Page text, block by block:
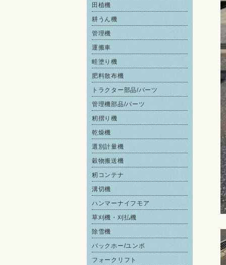
田植機
耕うん機
管理機
運搬車
畦塗り機
肥料散布機
トラクター部品/パーツ
管理機部品/パーツ
籾摺り機
乾燥機
選別計量機
穀物搬送機
籾コンテナ
溝切機
ハンマーナイフモア
草刈機・刈払機
除雪機
バックホー/ユンボ
フォークリフト